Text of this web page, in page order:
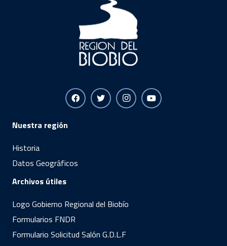
Nuestra región
Historia
Datos Geográficos
Archivos útiles
Logo Gobierno Regional del Biobío
Formularios FNDR
Formulario Solicitud Salón G.D.L.F